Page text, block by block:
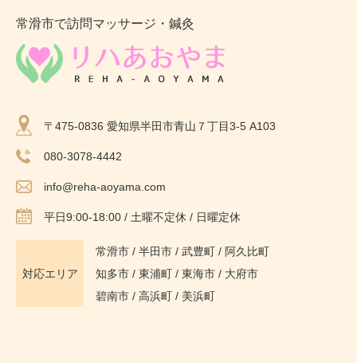
常滑市で訪問マッサージ・鍼灸
〒475-0836 愛知県半田市青山７丁目3-5 A103
080-3078-4442
info@reha-aoyama.com
平日9:00-18:00 / 土曜不定休 / 日曜定休
対応エリア
常滑市 / 半田市 / 武豊町 / 阿久比町
知多市 / 東浦町 / 東海市 / 大府市
碧南市 / 高浜町 / 美浜町